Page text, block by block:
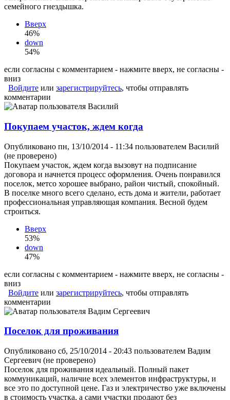
семейного гнездышка.
Вверх
46%
down
54%
если согласны с комментарием - нажмите вверх, не согласны -
вниз
Войдите или зарегистрируйтесь, чтобы отправлять
комментарии
Покупаем участок, ждем когда
Опубликовано пн, 13/10/2014 - 11:34 пользователем Василий
(не проверено)
Покупаем участок, ждем когда вызовут на подписание
договора и начнется процесс оформления. Очень понравился
поселок, метсо хорошее выбрано, район чистый, спокойный.
В поселке много всего сделано, есть дома и жители, работает
профессиональная управляющая компания. Весной будем
строиться.
Вверх
53%
down
47%
если согласны с комментарием - нажмите вверх, не согласны -
вниз
Войдите или зарегистрируйтесь, чтобы отправлять
комментарии
Поселок для проживания
Опубликовано сб, 25/10/2014 - 20:43 пользователем Вадим
Сергеевич (не проверено)
Поселок для проживания идеальный. Полный пакет
коммуникаций, наличие всех элементов инфраструктуры, и
все это по доступной цене. Газ и электричество уже включены
в стоимость участка, а сами участки продают без